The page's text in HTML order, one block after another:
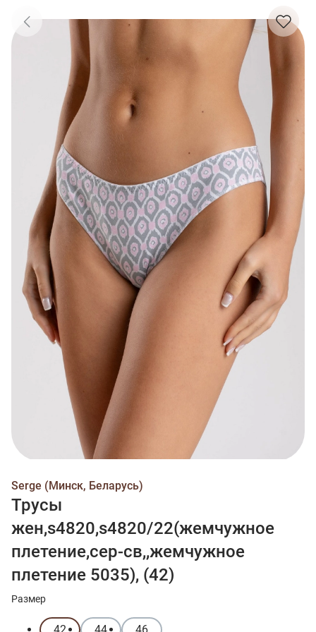
Serge (Минск, Беларусь)
Трусы
жен,s4820,s4820/22(жемчужное
плетение,сер-св,,жемчужное
плетение 5035), (42)
Размер
42 44 46